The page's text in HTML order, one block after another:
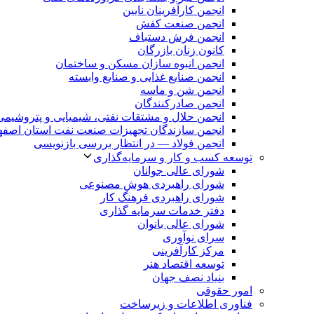
انجمن کارآفرینان نایین
انجمن صنعت کفش
انجمن فرش دستباف
کانون زنان بازرگان
انجمن انبوه سازان مسکن و ساختمان
انجمن صنایع غذایی و صنایع وابسته
انجمن شن و ماسه
انجمن صادرکنندگان
انجمن حلال و مشتقات نفتی، شیمیایی و
انجمن سازندگان تجهیزات صنعت نفت استان
انجمن فولاد — در انتظار بررسی بازنویسی
توسعه کسب و کار و سرمایه‌گذاری
شورای عالی جوانان
شورای راهبردی هوش مصنوعی
شورای راهبردی فرهنگ کار
دفتر خدمات سرمایه گذاری
شورای عالی بانوان
سرای نوآوری
مرکز کارآفرینی
توسعه اقتصاد هنر
بنیاد نصف جهان
امور حقوقی
فناوری اطلاعات و زیرساخت